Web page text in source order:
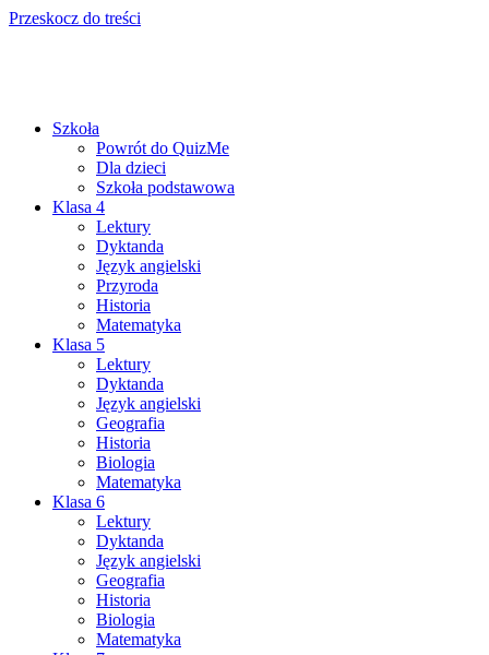
Przeskocz do treści
Szkoła
Powrót do QuizMe
Dla dzieci
Szkoła podstawowa
Klasa 4
Lektury
Dyktanda
Język angielski
Przyroda
Historia
Matematyka
Klasa 5
Lektury
Dyktanda
Język angielski
Geografia
Historia
Biologia
Matematyka
Klasa 6
Lektury
Dyktanda
Język angielski
Geografia
Historia
Biologia
Matematyka